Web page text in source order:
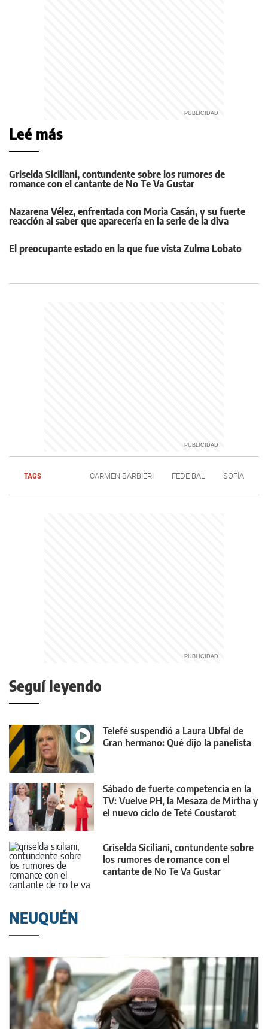
Leé más
Griselda Siciliani, contundente sobre los rumores de
romance con el cantante de No Te Va Gustar
Nazarena Vélez, enfrentada con Moria Casán, y su fuerte
reacción al saber que aparecería en la serie de la diva
El preocupante estado en la que fue vista Zulma Lobato
TAGS CARMEN BARBIERI FEDE BAL SOFÍA
Seguí leyendo
Telefé suspendió a Laura Ubfal de
Gran hermano: Qué dijo la panelista
Sábado de fuerte competencia en la
TV: Vuelve PH, la Mesaza de Mirtha y
el nuevo ciclo de Teté Coustarot
Griselda Siciliani, contundente sobre
los rumores de romance con el
cantante de No Te Va Gustar
NEUQUÉN